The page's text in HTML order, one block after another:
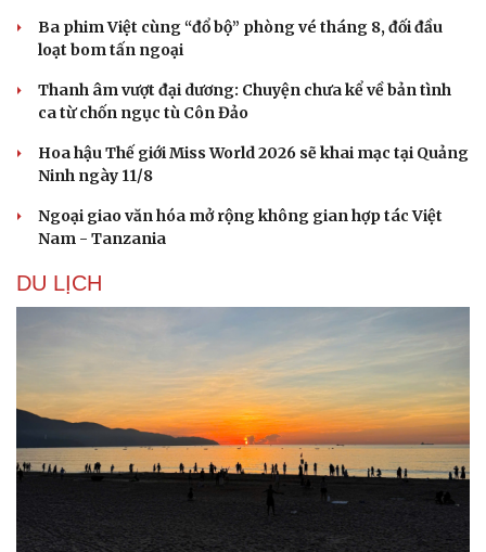
Thông tin doanh nghiệp
Doanh nghiệp 24h
Doanh nhân
Vì cộng đồng
Công nghệ
Sành điệu
Tin Công nghệ
Trải nghiệm
Chuyển đổi số
Ba phim Việt cùng “đổ bộ” phòng vé tháng 8, đối đầu
loạt bom tấn ngoại
Thanh âm vượt đại dương: Chuyện chưa kể về bản tình
ca từ chốn ngục tù Côn Đảo
Hoa hậu Thế giới Miss World 2026 sẽ khai mạc tại Quảng
Ninh ngày 11/8
Ngoại giao văn hóa mở rộng không gian hợp tác Việt
Nam - Tanzania
DU LỊCH